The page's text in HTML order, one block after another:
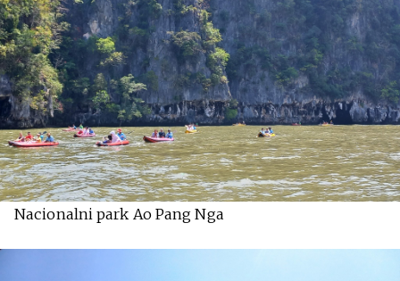
Nacionalni park Ao Pang Nga